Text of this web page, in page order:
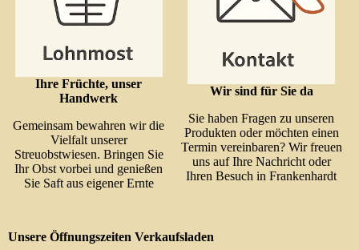
Ihre Früchte, unser
Handwerk
Gemeinsam bewahren wir die
Vielfalt unserer
Streuobstwiesen. Bringen Sie
Ihr Obst vorbei und genießen
Sie Saft aus eigener Ernte
Wir sind für Sie da
Sie haben Fragen zu unseren
Produkten oder möchten einen
Termin vereinbaren? Wir freuen
uns auf Ihre Nachricht oder
Ihren Besuch in Frankenhardt
Unsere Öffnungszeiten Verkaufsladen